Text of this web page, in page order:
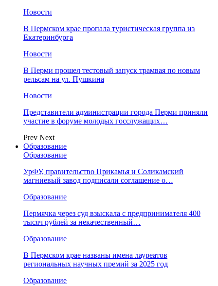
Новости
​В Пермском крае пропала туристическая группа из
Екатеринбурга
Новости
В Перми прошел тестовый запуск трамвая по новым
рельсам на ул. Пушкина
Новости
Представители администрации города Перми приняли
участие в форуме молодых госслужащих…
Prev Next
Образование
Образование
УрФУ, правительство Прикамья и Соликамский
магниевый завод подписали соглашение о…
Образование
Пермячка через суд взыскала с предпринимателя 400
тысяч рублей за некачественный…
Образование
В Пермском крае названы имена лауреатов
региональных научных премий за 2025 год
Образование